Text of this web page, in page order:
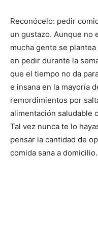
Reconócelo: pedir
un gustazo. Aunque no
mucha gente se
en pedir durante la
que el tiempo no da
e insana en la mayoría
remordimientos por
alimentación saludable
Tal vez nunca te lo
pensar la cantidad de
comida sana a domicilio.